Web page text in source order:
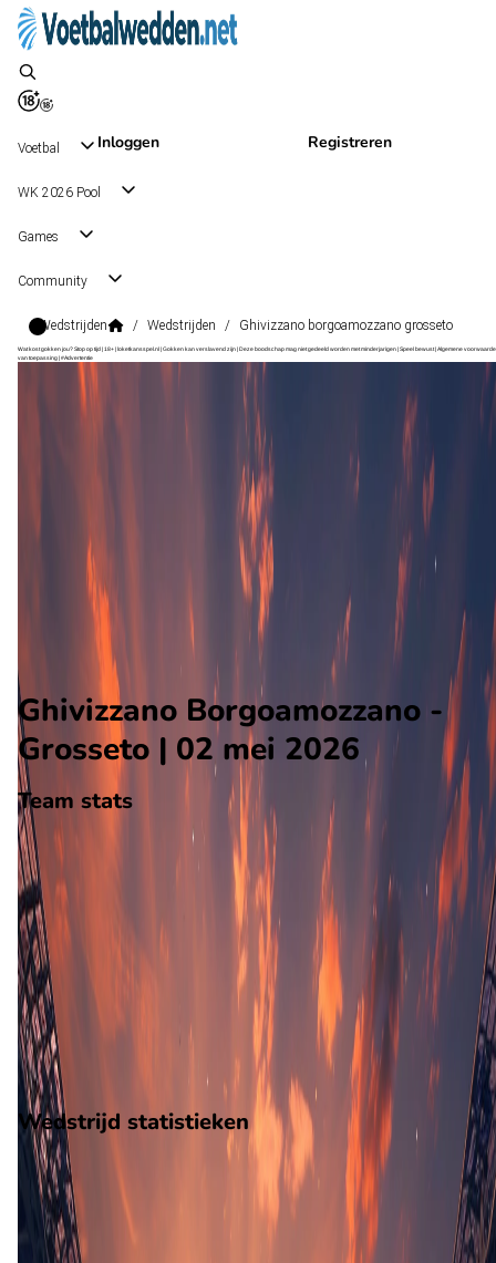
Inloggen Registreren
Voetbal
WK 2026 Pool
Games
Community
Wedstrijden / Wedstrijden / Ghivizzano borgoamozzano grosseto
Wat kost gokken jou? Stop op tijd | 18+ | loketkansspel.nl | Gokken kan verslavend zijn | Deze boodschap mag niet gedeeld worden met minderjarigen | Speel bewust | Algemene
van toepassing | #Advertentie
Serie D Grp. E
Alle wedstrijden
Ghivizzano Borgoamozzano - Grosseto
Opstellingen
Voorbeschouwing
Ghivizzano Borgoamozzano -
Grosseto | 02 mei 2026
Team stats
Ghivizzano Borgoamozzano
Ghivizzano Borgoamozzano
-
Grosseto
Grosseto
42aantal goals
10gewonnen
14verloren
vorm
Wedstrijd statistieken
Verloop
Statistieken
Eindscore (0 - 3)
Eerste helft
Tweede helft